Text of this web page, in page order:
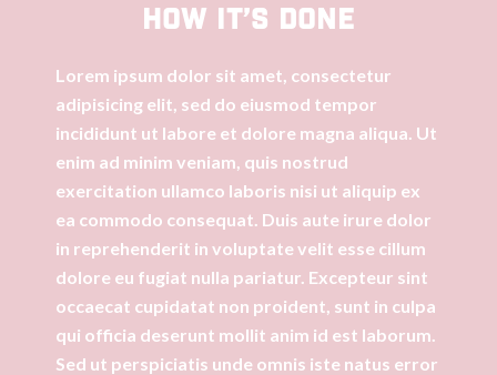
How it’s done
Lorem ipsum dolor sit amet, consectetur
adipisicing elit, sed do eiusmod tempor
incididunt ut labore et dolore magna aliqua. Ut
enim ad minim veniam, quis nostrud
exercitation ullamco laboris nisi ut aliquip ex
ea commodo consequat. Duis aute irure dolor
in reprehenderit in voluptate velit esse cillum
dolore eu fugiat nulla pariatur. Excepteur sint
occaecat cupidatat non proident, sunt in culpa
qui officia deserunt mollit anim id est laborum.
Sed ut perspiciatis unde omnis iste natus error